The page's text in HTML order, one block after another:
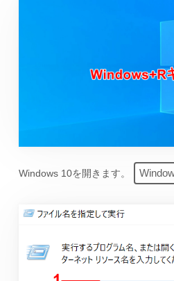
Windows 10を開きます。